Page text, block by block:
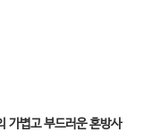
가볍고 부드러운 혼방사